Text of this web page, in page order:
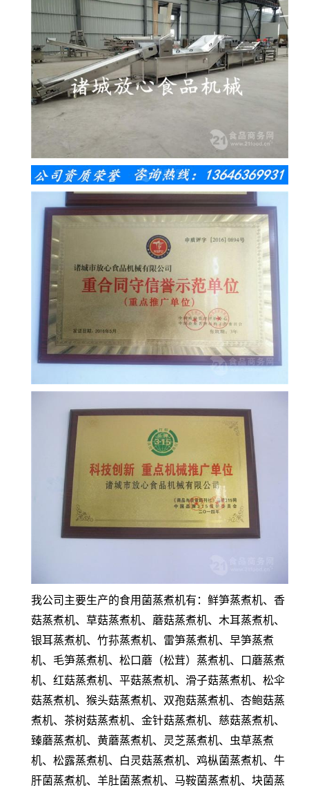
我公司主要生产的食用菌蒸煮机有：鲜笋蒸煮机、香
菇蒸煮机、草菇蒸煮机、蘑菇蒸煮机、木耳蒸煮机、
银耳蒸煮机、竹荪蒸煮机、雷笋蒸煮机、早笋蒸煮
机、毛笋蒸煮机、松口蘑（松茸）蒸煮机、口蘑蒸煮
机、红菇蒸煮机、平菇蒸煮机、滑子菇蒸煮机、松伞
菇蒸煮机、猴头菇蒸煮机、双孢菇蒸煮机、杏鲍菇蒸
煮机、茶树菇蒸煮机、金针菇蒸煮机、慈菇蒸煮机、
臻蘑蒸煮机、黄蘑蒸煮机、灵芝蒸煮机、虫草蒸煮
机、松露蒸煮机、白灵菇蒸煮机、鸡枞菌蒸煮机、牛
肝菌蒸煮机、羊肚菌蒸煮机、马鞍菌蒸煮机、块菌蒸